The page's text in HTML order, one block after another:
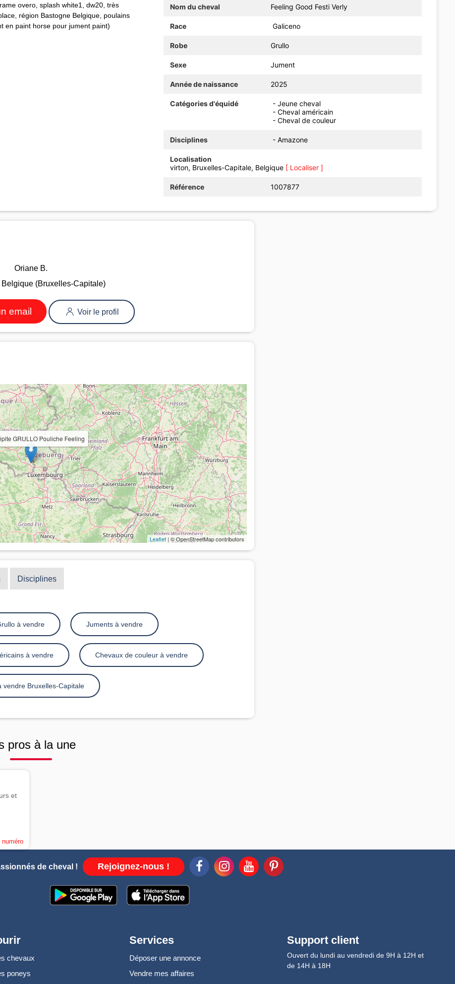
overo, splash white1, dw20, très
région Bastogne Belgique, poulains
en paint horse pour jument paint)
Nom du cheval Feeling Good Festi Verly
Race Galiceno
Robe Grullo
Sexe Jument
Année de naissance 2025
Catégories d'équidé
- Jeune cheval
- Cheval américain
- Cheval de couleur
Disciplines - Amazone
Localisation
virton, Bruxelles-Capitale, Belgique [ Localiser ]
Référence 1007877
Oriane B.
Belgique (Bruxelles-Capitale)
email Voir le profil
GRULLO Pouliche Feeling
Leaflet| © OpenStreetMap contributors
Disciplines
à vendre Juments à vendre
à vendre Chevaux de couleur à vendre
vendre Bruxelles-Capitale
pros à la une
et
de cheval ! Rejoignez-nous !
chevaux
poneys
Services
Déposer une annonce
Vendre mes affaires
Support client
Ouvert du lundi au vendredi de 9H à 12H et
de 14H à 18H